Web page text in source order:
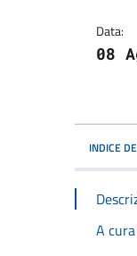
Data:
08
INDICE
A